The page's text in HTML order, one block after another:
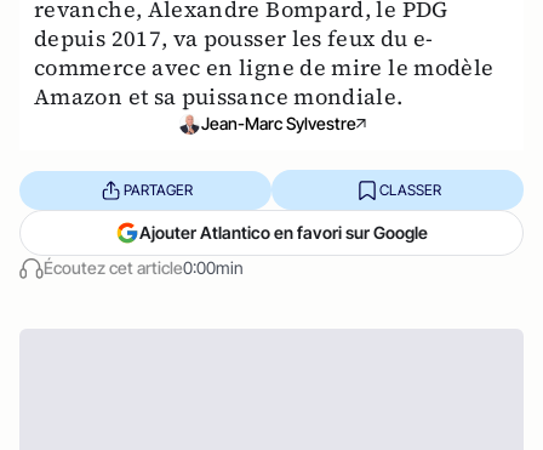
revanche, Alexandre Bompard, le PDG
depuis 2017, va pousser les feux du e-
commerce avec en ligne de mire le modèle
Amazon et sa puissance mondiale.
Jean-Marc Sylvestre
Écoutez cet article0:00min
PARTAGER CLASSER
Ajouter Atlantico en favori sur Google